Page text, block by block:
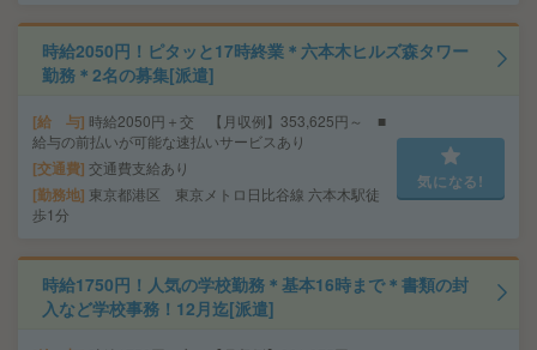
時給2050円！ピタッと17時終業＊六本木ヒルズ森タワー
勤務＊2名の募集[派遣]
給 与 時給2050円＋交 【月収例】353,625円～ ■
給与の前払いが可能な速払いサービスあり
交通費 交通費支給あり
勤務地 東京都港区 東京メトロ日比谷線 六本木駅徒
歩1分
気になる!
時給1750円！人気の学校勤務＊基本16時まで＊書類の封
入など学校事務！12月迄[派遣]